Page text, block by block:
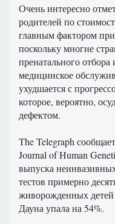
Очень интересно
родителей по
главным фактором
поскольку многие
пренатального
медицинское
ухудшается с
которое, вероятно,
дефектом.
The Telegraph
Journal of Human
выпуска
тестов примерно
живорожденных
Дауна упала на 54%.